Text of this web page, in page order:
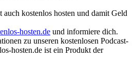
auch kostenlos hosten und damit Geld
hosten.de und informiere dich.
zu unseren kostenlosen Podcast-
hosten.de ist ein Produkt der